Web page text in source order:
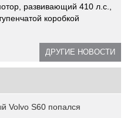
развивающий 410 л.с.,
коробкой
ДРУГИЕ НОВОСТИ
Volvo S60 попался